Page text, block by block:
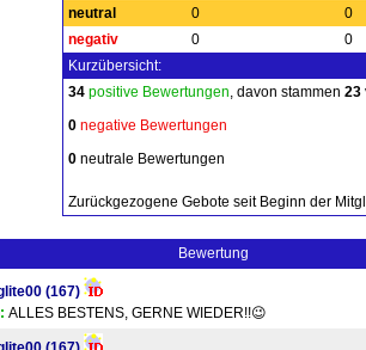
neutral
0
0
negativ
0
0
Kurzübersicht:
34 positive Bewertungen, davon stammen 23
0 negative Bewertungen
0 neutrale Bewertungen
Zurückgezogene Gebote seit Beginn der
Bewertung
(167)
ALLES BESTENS, GERNE WIEDER!!😉